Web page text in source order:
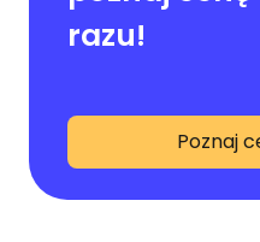
razu!
Poznaj